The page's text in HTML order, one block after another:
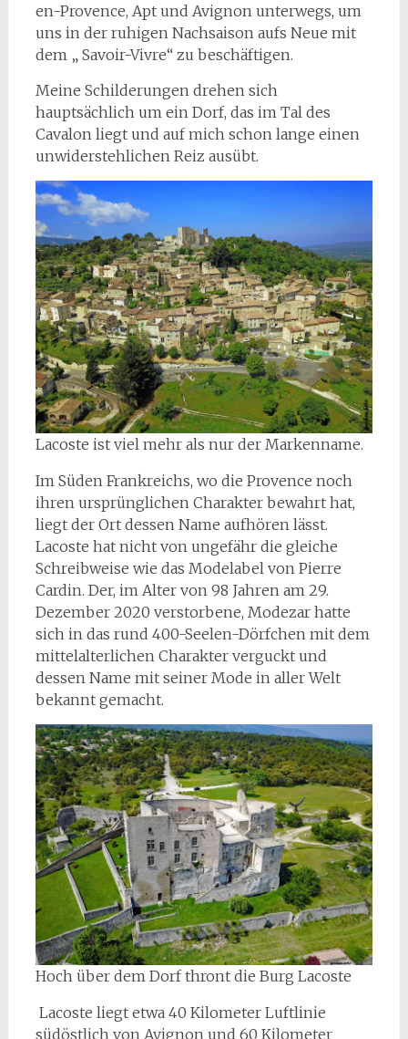
en-Provence, Apt und Avignon unterwegs, um
uns in der ruhigen Nachsaison aufs Neue mit
dem „ Savoir-Vivre“ zu beschäftigen.
Meine Schilderungen drehen sich
hauptsächlich um ein Dorf, das im Tal des
Cavalon liegt und auf mich schon lange einen
unwiderstehlichen Reiz ausübt.
Lacoste ist viel mehr als nur der Markenname.
Im Süden Frankreichs, wo die Provence noch
ihren ursprünglichen Charakter bewahrt hat,
liegt der Ort dessen Name aufhören lässt.
Lacoste hat nicht von ungefähr die gleiche
Schreibweise wie das Modelabel von Pierre
Cardin. Der, im Alter von 98 Jahren am 29.
Dezember 2020 verstorbene, Modezar hatte
sich in das rund 400-Seelen-Dörfchen mit dem
mittelalterlichen Charakter verguckt und
dessen Name mit seiner Mode in aller Welt
bekannt gemacht.
Hoch über dem Dorf thront die Burg Lacoste
Lacoste liegt etwa 40 Kilometer Luftlinie
südöstlich von Avignon und 60 Kilometer